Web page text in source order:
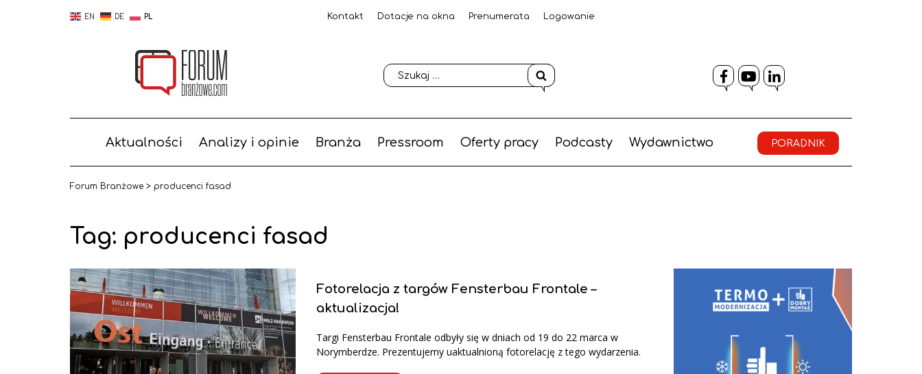
EN DE PL Kontakt Dotacje na okna Prenumerata Logowanie
Facebook
YouTube
LinkedIn
Aktualności Analizy i opinie Branża Pressroom Oferty pracy Podcasty Wydawnictwo PORADNIK
Forum Branżowe > producenci fasad
Tag: producenci fasad
Fotorelacja z targów Fensterbau Frontale –
aktualizacja!
Targi Fensterbau Frontale odbyły się w dniach od 19 do 22 marca w
Norymberdze. Prezentujemy uaktualnioną fotorelację z tego wydarzenia.